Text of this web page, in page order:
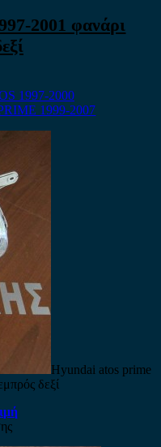
2001 φανάρι
1997-2000
1999-2007
Hyundai atos prime
δεξί